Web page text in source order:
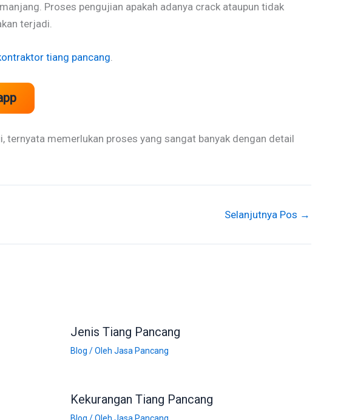
Proses pengujian apakah adanya crack ataupun tidak
terjadi.
tiang pancang.
memerlukan proses yang sangat banyak dengan detail
Selanjutnya Pos →
Jenis Tiang Pancang
Blog / Oleh Jasa Pancang
Kekurangan Tiang Pancang